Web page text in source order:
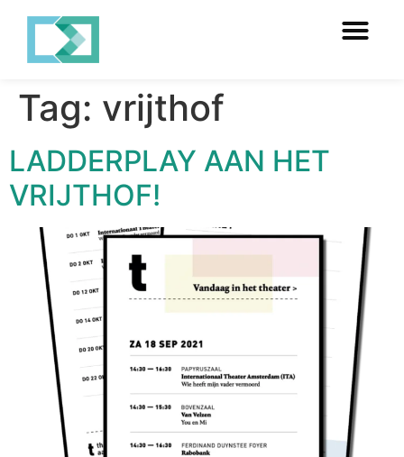
Tag: vrijthof
LADDERPLAY AAN HET
VRIJTHOF!